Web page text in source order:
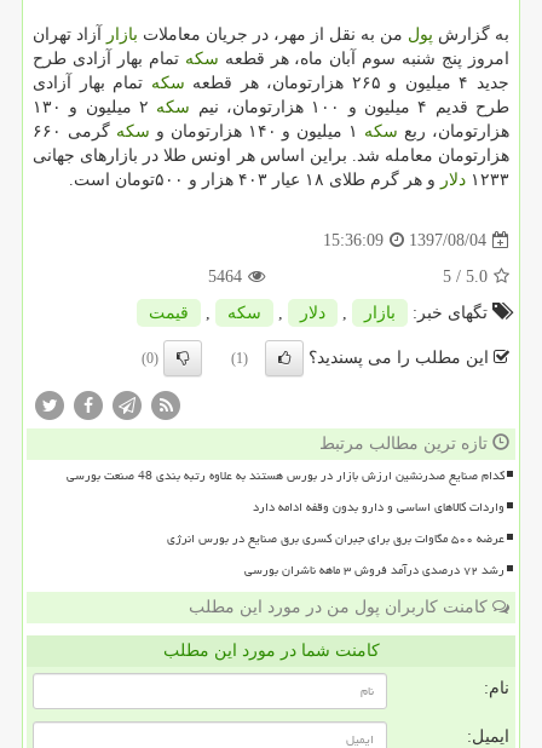
به گزارش پول من به نقل از مهر، در جریان معاملات بازار آزاد تهران
امروز پنج شنبه سوم آبان ماه، هر قطعه سكه تمام بهار آزادی طرح
جدید ۴ میلیون و ۲۶۵ هزارتومان، هر قطعه
سكه تمام بهار آزادی
طرح قدیم ۴ میلیون و ۱۰۰ هزارتومان، نیم
سكه
۲ میلیون و ۱۳۰
هزارتومان، ربع سكه سكه
گرمی ۶۶۰
هزارتومان معامله شد. براین اساس هر اونس طلا در بازارهای جهانی
۱۲۳۳ دلار و هر گرم طلای ۱۸ عیار ۴۰۳ هزار و ۵۰۰تومان است.
1397/08/04
15:36:09
5.0
/ 5
5464
تگهای خبر:
بازار , دلار , سكه , قیمت
این مطلب را می پسندید؟ (1)
(0)
تازه ترین مطالب مرتبط
کدام صنایع صدرنشین ارزش بازار در بورس هستند به علاوه رتبه بندی 48 صنعت بورسی
واردات کالاهای اساسی و دارو بدون وقفه ادامه دارد
عرضه ۵۰۰ مگاوات برق برای جبران کسری برق صنایع در بورس انرژی
رشد ۷۲ درصدی درآمد فروش ۳ ماهه ناشران بورسی
کامنت کاربران پول من در مورد این مطلب
کامنت شما در مورد این مطلب
نام:
ایمیل: